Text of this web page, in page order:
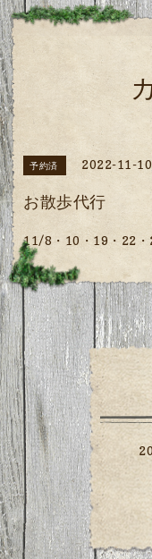
予約済 2022-11-
お散歩代行
11/8・10・19・22・